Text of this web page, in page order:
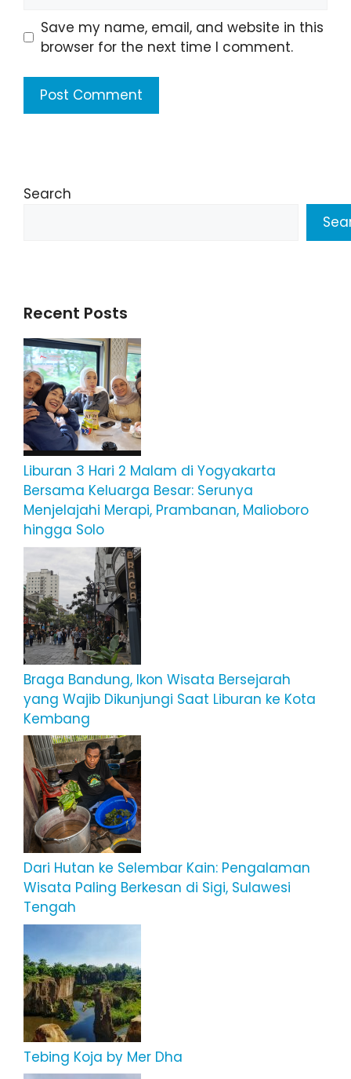
Save my name, email, and website in this
browser for the next time I comment.
Search
Recent Posts
Liburan 3 Hari 2 Malam di Yogyakarta
Bersama Keluarga Besar: Serunya
Menjelajahi Merapi, Prambanan, Malioboro
hingga Solo
Braga Bandung, Ikon Wisata Bersejarah
yang Wajib Dikunjungi Saat Liburan ke Kota
Kembang
Dari Hutan ke Selembar Kain: Pengalaman
Wisata Paling Berkesan di Sigi, Sulawesi
Tengah
Tebing Koja by Mer Dha